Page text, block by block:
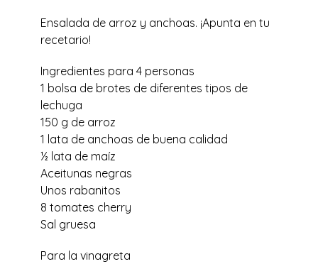
Ensalada de arroz y anchoas. ¡Apunta en tu
recetario!
Ingredientes para 4 personas
1 bolsa de brotes de diferentes tipos de
lechuga
150 g de arroz
1 lata de anchoas de buena calidad
½ lata de maíz
Aceitunas negras
Unos rabanitos
8 tomates cherry
Sal gruesa
Para la vinagreta